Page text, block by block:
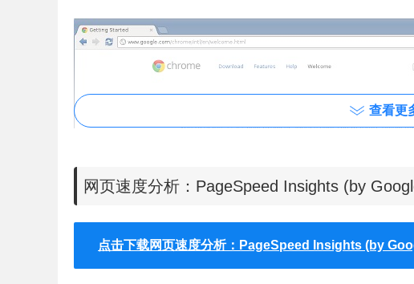
查看更
网页速度分析：PageSpeed Insights (by
点击下载网页速度分析：PageSpeed Insights (by